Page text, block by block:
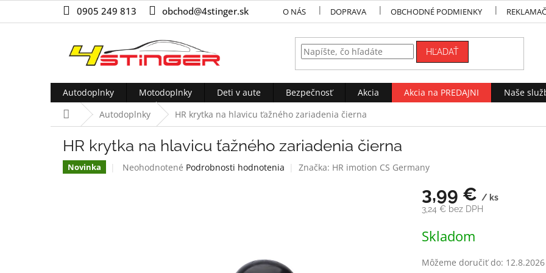
0905 249 813 obchod@4stinger.sk O NÁS DOPRAVA OBCHODNÉ PODMIENKY
HĽADAŤ
Autodoplnky Motodoplnky Deti v aute Bezpečnosť Akcia Akcia na PREDAJNI Naše
DomovAutodoplnky HR krytka na hlavicu ťažného zariadenia čierna
HR krytka na hlavicu ťažného zariadenia čierna
Novinka
Priemerné
Neohodnotené Podrobnosti hodnotenia Značka: HR imotion CS Germany
3,99 € / ks
3,24 € bez DPH
cena:
Skladom
Môžeme doručiť do: 12.8.2026